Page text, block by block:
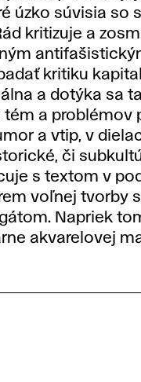
úzko súvisia so
kritizuje a
kritiku
a dotýka sa
a problémov
a vtip, v
či
s textom v
voľnej tvorby
Napriek
akvarelovej